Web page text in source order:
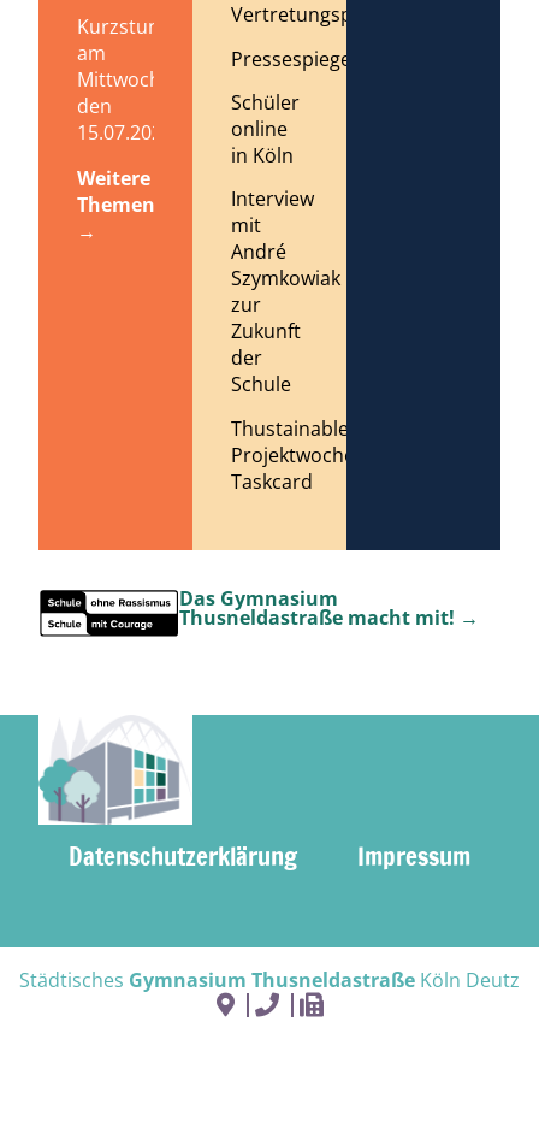
Kurzstundenregelung
am
Mittwoch,
den
15.07.2026
Weitere
Themen
→
Vertretungsplan
Pressespiegel
Schüler
online
in Köln
Interview
mit
André
Szymkowiak
zur
Zukunft
der
Schule
Thustainable
Projektwoche
Taskcard
Das Gymnasium
Thusneldastraße macht mit! →
Datenschutzerklärung Impressum
Städtisches Gymnasium Thusneldastraße Köln Deutz